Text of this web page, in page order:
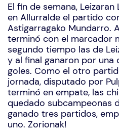
El fin de semana,
en Allurralde el partido
Astigarragako Mundarro.
terminó con el marcador
segundo tiempo las de
y al final ganaron por una
goles. Como el otro
jornada, disputado por
terminó en empate, las
quedado subcampeonas
ganado tres partidos,
uno. Zorionak!